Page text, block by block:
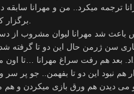
ترجمه میکرد.. من و مهرانا
سن ژرمن حال این دو تا گرفته
بعد هم رفت سراغ مهرانا …تا اون
هم نبود این دو تا بفهمن.. جو پر سر و
دیدن هم ورق بازی میکردن و هم